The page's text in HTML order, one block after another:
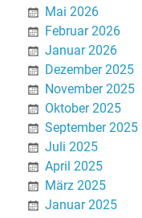
Mai 2026
Februar 2026
Januar 2026
Dezember 2025
November 2025
Oktober 2025
September 2025
Juli 2025
April 2025
März 2025
Januar 2025